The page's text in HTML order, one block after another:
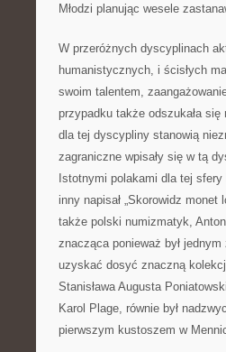
Młodzi planując wesele
W przeróżnych dyscyplinach
humanistycznych, i ścisłych
swoim talentem,
przypadku także odszukała
dla tej dyscypliny stanowią
zagraniczne wpisały się w tą
Istotnymi polakami dla tej
inny napisał „Skorowidz
także polski numizmatyk,
znacząca ponieważ był
uzyskać dosyć znaczną
Stanisława Augusta
Karol Plage, równie był
pierwszym kustoszem w